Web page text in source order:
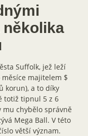
Suffolk, jež leží
majitelem $
korun), a to díky
totiž tipnul 5 z 6
mu chybělo správně
Mega Ball. V této
větší význam.